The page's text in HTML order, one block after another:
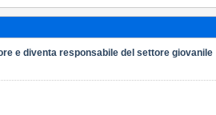
e diventa responsabile del settore giovanile